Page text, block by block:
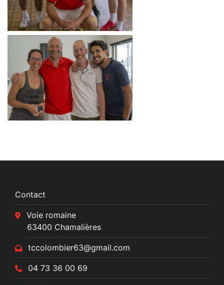
Contact
Voie romaine
63400 Chamalières
tccolombier63@gmail.com
04 73 36 00 69